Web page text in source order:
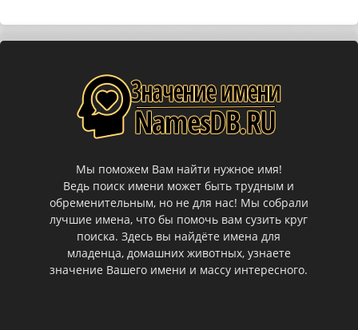
Мы поможем Вам найти нужное имя!
Ведь поиск имени может быть трудным и
обременительным, но не для нас! Мы собрали
лучшие имена, что бы помочь вам сузить круг
поиска. Здесь вы найдёте имена для
младенца, домашних животных, узнаете
значение Вашего имени и массу интересного.